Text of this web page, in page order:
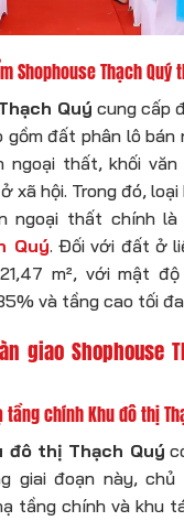
Shophouse Thạch Quý
Quý cung cấp
gồm đất phân lô bán
ngoại thất, khối văn
xã hội. Trong đó,
ngoại thất chính là
Quý. Đối với đất ở
m², với mật
và tầng cao tối
giao Shophouse
tầng chính Khu đô thị
đô thị Thạch Quý
giai đoạn này,
tầng chính và khu